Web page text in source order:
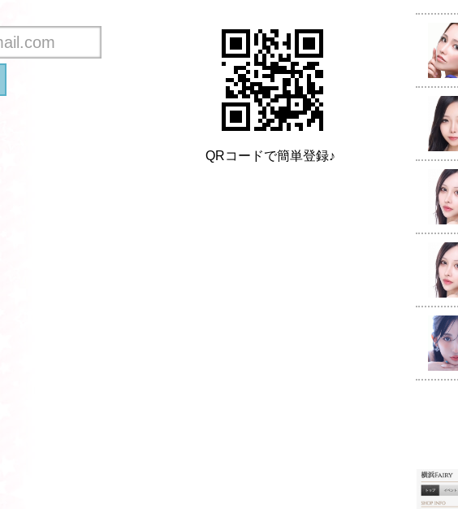
QRコードで簡単登録♪